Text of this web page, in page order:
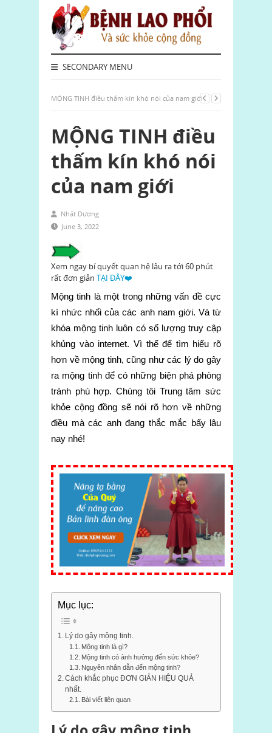
SECONDARY MENU
MỘNG TINH điều thấm kín khó nói của nam giới
MỘNG TINH điều
thấm kín khó nói
của nam giới
Nhất Dương
June 3, 2022
Xem ngay bí quyết quan hệ lâu ra tới 60 phút
rất đơn giản TẠI ĐÂY❤️
Mộng tinh là một trong những vấn đề cực
kì nhức nhối của các anh nam giới. Và từ
khóa mộng tinh luôn có số lượng truy cập
khủng vào internet. Vì thế để tìm hiểu rõ
hơn về mộng tinh, cũng như các lý do gây
ra mộng tinh để có những biện phá phòng
tránh phù hợp. Chúng tôi Trung tâm sức
khỏe cộng đồng sẽ nói rõ hơn về những
điều mà các anh đang thắc mắc bấy lâu
nay nhé!
Mục lục:
Lý do gây mộng tinh.
Mộng tinh là gì?
Mộng tinh có ảnh hưởng đến sức khỏe?
Nguyên nhân dẫn đến mộng tinh?
Cách khắc phục ĐƠN GIẢN HIỆU QUẢ
nhất.
Bài viết liên quan